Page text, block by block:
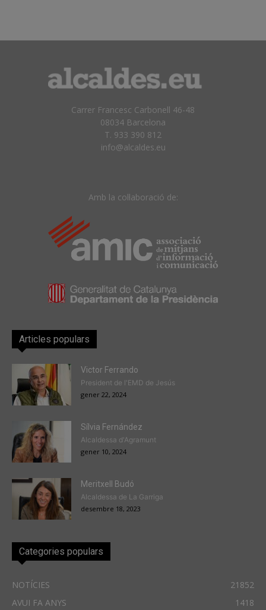
Carrer Francesc Carbonell 46-48
08034 Barcelona
T. 933 390 812
info@alcaldes.eu
Amb la col·laboració de:
Articles populars
Victor Ferrando
President de l'EMD de Jesús
gener 22, 2024
Sílvia Fernández
Alcaldessa d'Agramunt
gener 10, 2024
Meritxell Budó
Alcaldessa de La Garriga
desembre 18, 2023
Categories populars
NOTÍCIES
21852
AVUI FA ANYS
1418